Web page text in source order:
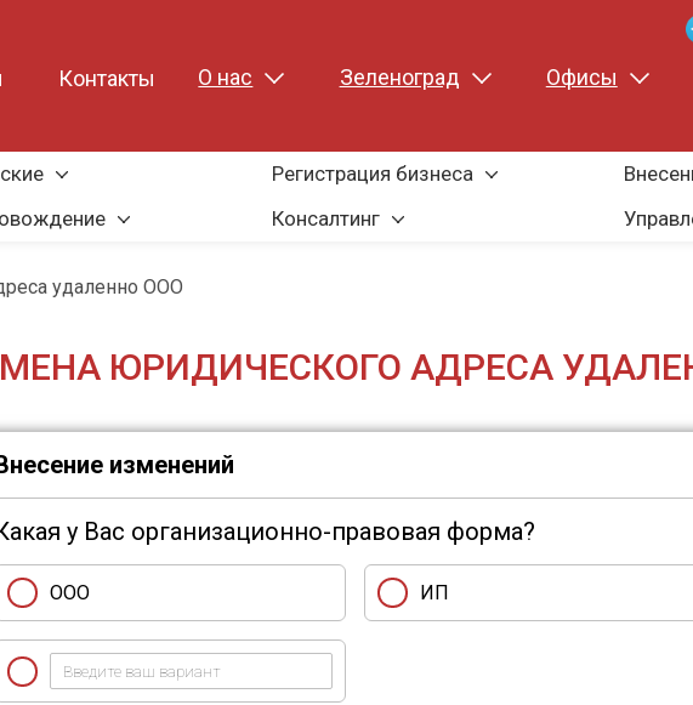
Контакты О нас Зеленоград Офисы
Регистрация бизнеса
Консалтинг
удаленно ООО
ЮРИДИЧЕСКОГО АДРЕСА
изменений
у Вас организационно-правовая форма?
ООО ИП